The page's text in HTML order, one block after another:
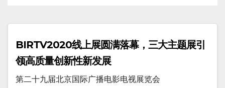
BIRTV2020线上展圆满落幕，三大主题展引
领高质量创新性新发展
第二十九届北京国际广播电影电视展览会